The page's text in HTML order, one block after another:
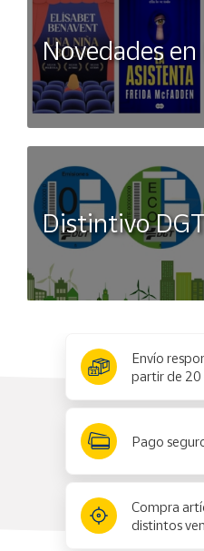
Novedades
Distintivo
Envío
partir de 20
Pago
Compra
distintos